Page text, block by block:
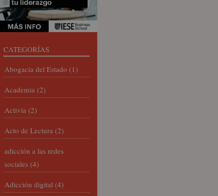
CATEGORÍAS
Abogacía del Estado (1)
Academia (2)
Activia (2)
Acto de Lectura (2)
adicción a las redes
sociales (4)
Adicción digital (4)